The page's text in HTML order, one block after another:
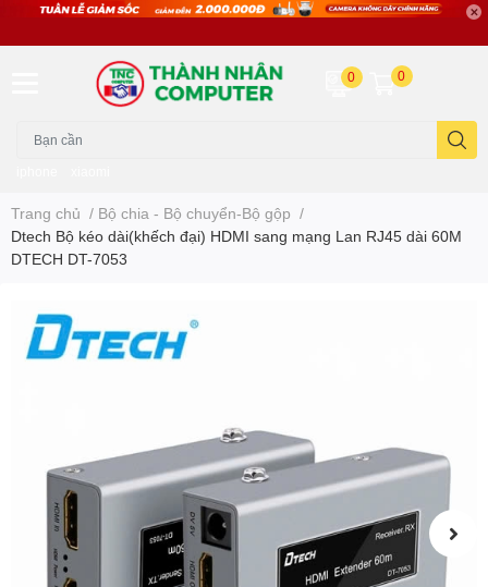
0 0
Trang chủ / Bộ chia - Bộ chuyển-Bộ gộp /
Dtech Bộ kéo dài(khếch đại) HDMI sang mạng Lan RJ45 dài 60M
DTECH DT-7053